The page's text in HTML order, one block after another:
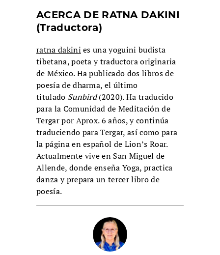
ACERCA DE RATNA DAKINI
(Traductora)
ratna dakini es una yoguini budista
tibetana, poeta y traductora originaria
de México. Ha publicado dos libros de
poesía de dharma, el último
titulado Sunbird(2020). Ha traducido
para la Comunidad de Meditación de
Tergar por Aprox. 6 años, y continúa
traduciendo para Tergar, así como para
la página en español de Lion’s Roar.
Actualmente vive en San Miguel de
Allende, donde enseña Yoga, practica
danza y prepara un tercer libro de
poesía.